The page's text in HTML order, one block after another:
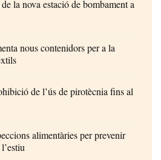
la nova estació de bombament a
nous contenidors per a la
de l’ús de pirotècnia fins al
alimentàries per prevenir